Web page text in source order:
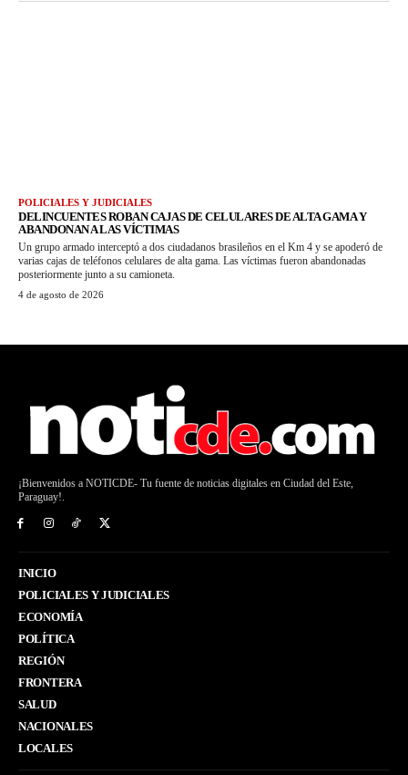
POLICIALES Y JUDICIALES
DELINCUENTES ROBAN CAJAS DE CELULARES DE ALTA GAMA Y
ABANDONAN A LAS VÍCTIMAS
Un grupo armado interceptó a dos ciudadanos brasileños en el Km 4 y se apoderó de
varias cajas de teléfonos celulares de alta gama. Las víctimas fueron abandonadas
posteriormente junto a su camioneta.
4 de agosto de 2026
¡Bienvenidos a NOTICDE- Tu fuente de noticias digitales en Ciudad del Este,
Paraguay!.
INICIO
POLICIALES Y JUDICIALES
ECONOMÍA
POLÍTICA
REGIÓN
FRONTERA
SALUD
NACIONALES
LOCALES